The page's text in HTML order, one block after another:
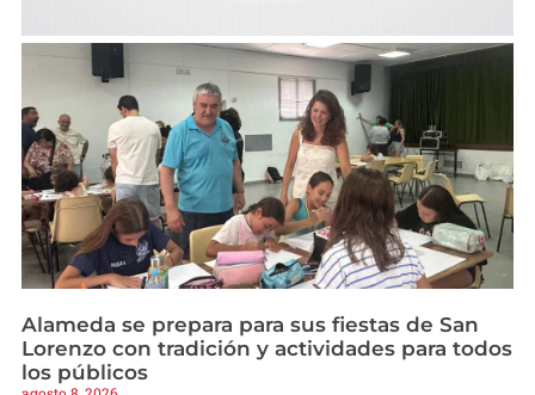
Alameda se prepara para sus fiestas de San
Lorenzo con tradición y actividades para todos
los públicos